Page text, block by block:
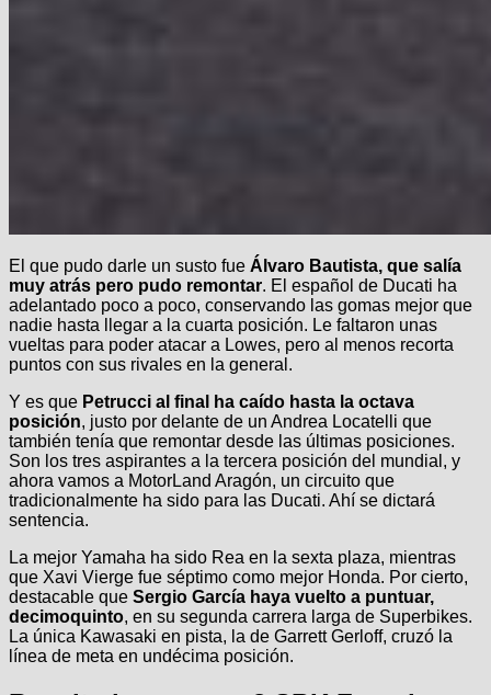
El que pudo darle un susto fue Álvaro Bautista, que salía
muy atrás pero pudo remontar. El español de Ducati ha
adelantado poco a poco, conservando las gomas mejor que
nadie hasta llegar a la cuarta posición. Le faltaron unas
vueltas para poder atacar a Lowes, pero al menos recorta
puntos con sus rivales en la general.
Y es que Petrucci al final ha caído hasta la octava
posición, justo por delante de un Andrea Locatelli que
también tenía que remontar desde las últimas posiciones.
Son los tres aspirantes a la tercera posición del mundial, y
ahora vamos a MotorLand Aragón, un circuito que
tradicionalmente ha sido para las Ducati. Ahí se dictará
sentencia.
La mejor Yamaha ha sido Rea en la sexta plaza, mientras
que Xavi Vierge fue séptimo como mejor Honda. Por cierto,
destacable que Sergio García haya vuelto a puntuar,
decimoquinto, en su segunda carrera larga de Superbikes.
La única Kawasaki en pista, la de Garrett Gerloff, cruzó la
línea de meta en undécima posición.